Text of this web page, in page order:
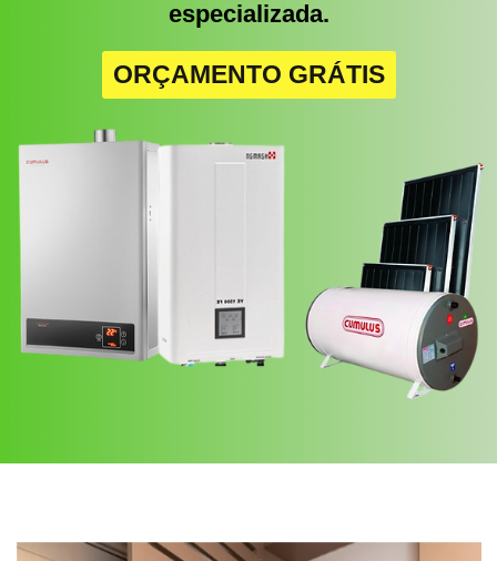
especializada.
ORÇAMENTO GRÁTIS